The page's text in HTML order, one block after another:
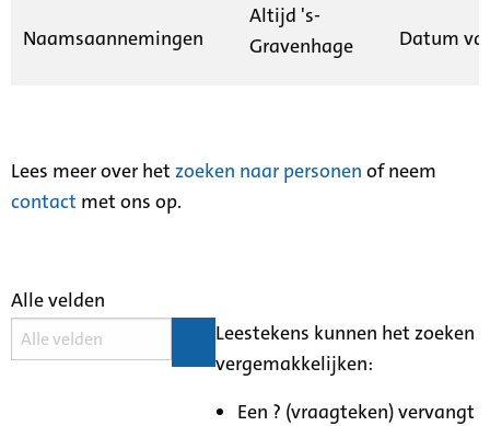
Naamsaannemingen
Altijd 's-
Gravenhage
Datum
Lees meer over het zoeken naar personen of neem
contact met ons op.
Alle velden
Leestekens kunnen het zoeken
vergemakkelijken:
Een ? (vraagteken) vervangt